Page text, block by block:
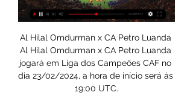
Al Hilal Omdurman x CA Petro Luanda
Al Hilal Omdurman x CA Petro Luanda
jogará em Liga dos Campeões CAF no
dia 23/02/2024, a hora de início será ás
19:00 UTC.